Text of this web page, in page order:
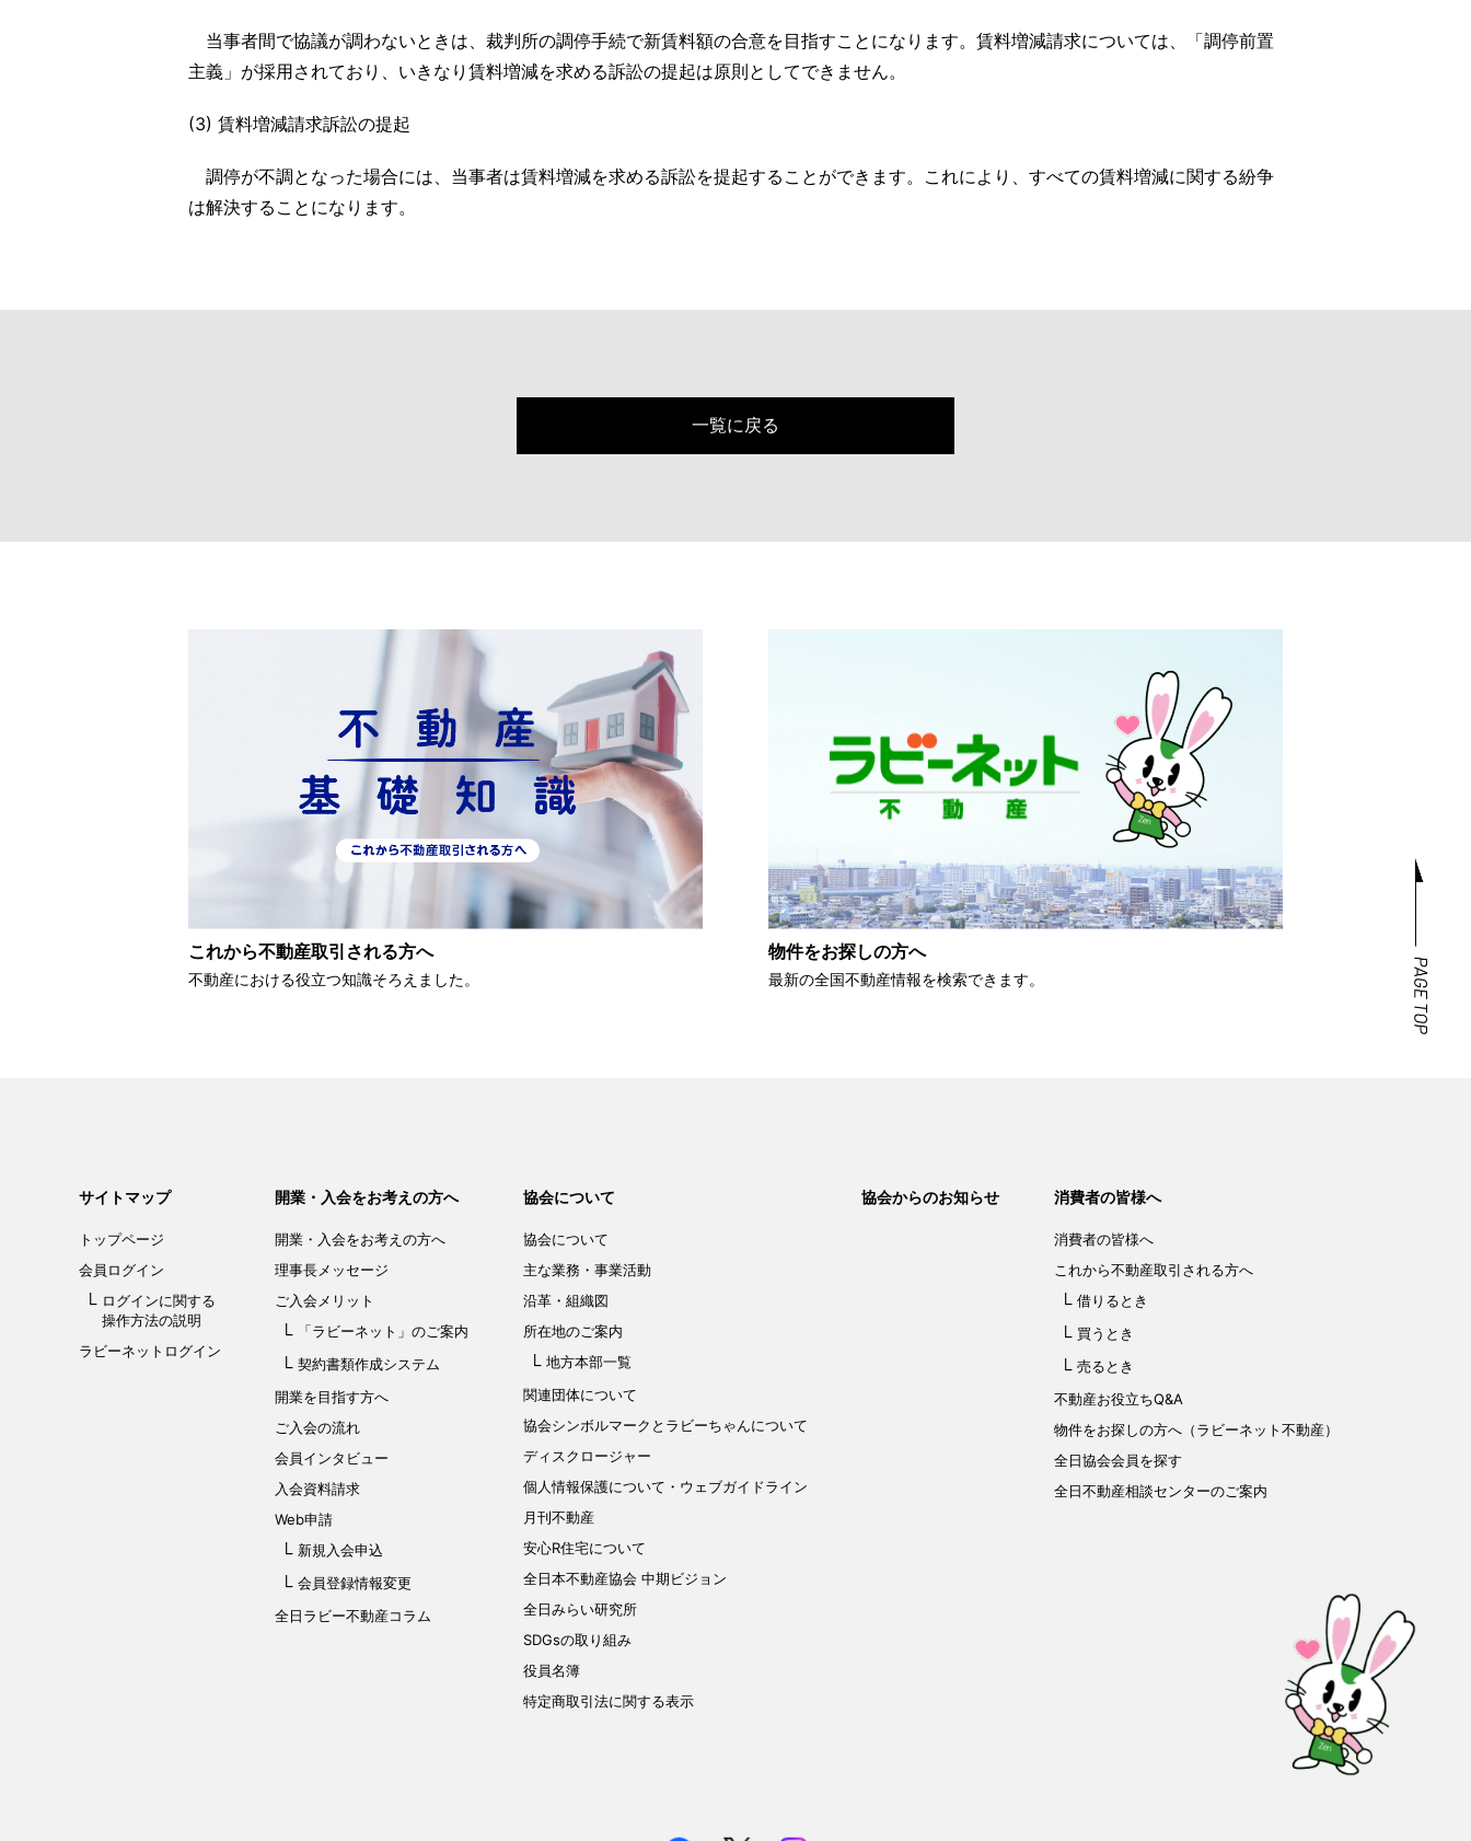
当事者間で協議が調わないときは、裁判所の調停手続で新賃料額の合意を目指すことになります。賃料増減請求については、「調停前置
主義」が採用されており、いきなり賃料増減を求める訴訟の提起は原則としてできません。
(3) 賃料増減請求訴訟の提起
調停が不調となった場合には、当事者は賃料増減を求める訴訟を提起することができます。これにより、すべての賃料増減に関する紛争
は解決することになります。
一覧に戻る
これから不動産取引される方へ
不動産における役立つ知識そろえました。
物件をお探しの方へ
最新の全国不動産情報を検索できます。
サイトマップ
トップページ
会員ログイン
ログインに関する
操作方法の説明
ラビーネットログイン
開業・入会をお考えの方へ
開業・入会をお考えの方へ
理事長メッセージ
ご入会メリット
「ラビーネット」のご案内
契約書類作成システム
開業を目指す方へ
ご入会の流れ
会員インタビュー
入会資料請求
Web申請
新規入会申込
会員登録情報変更
全日ラビー不動産コラム
協会について
協会について
主な業務・事業活動
沿革・組織図
所在地のご案内
地方本部一覧
関連団体について
協会シンボルマークと ラビーちゃんについて
ディスクロージャー
個人情報保護について ・ウェブガイドライン
月刊不動産
安心R住宅について
全日本不動産協会 中期ビジョン
全日みらい研究所
SDGsの取り組み
役員名簿
特定商取引法に関する表示
協会からのお知らせ 消費者の皆様へ
消費者の皆様へ
これから不動産取引される方へ
借りるとき
買うとき
売るとき
不動産お役立ちQ&A
物件をお探しの方へ（ラビーネット不動産）
全日協会会員を探す
全日不動産相談センターのご案内